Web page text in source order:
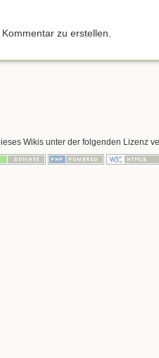
zu erstellen.
Wikis unter der folgenden Lizenz